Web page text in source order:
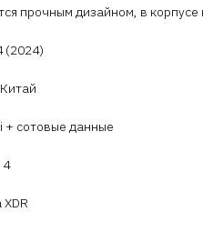
прочным дизайном, в
(2024)
+ сотовые данные
4